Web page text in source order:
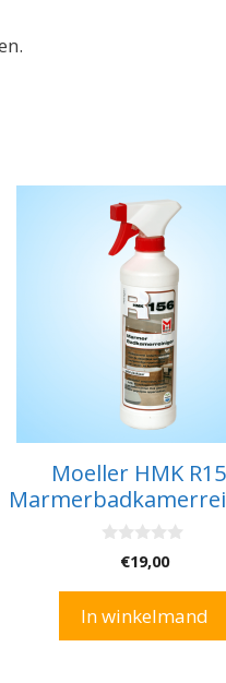
Moeller HMK
5
€19,00
In winkelmand